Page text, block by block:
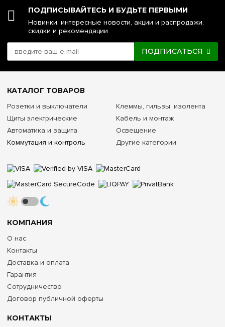
ПОДПИСЫВАЙТЕСЬ И БУДЬТЕ ПЕРВЫМИ
Новинки, интересные новости, акции и распродажи,
скидки и рекомендации
ПОДПИСАТЬСЯ
КОНТАКТЫ
КОМПАНИЯ
О нас
Контакты
Доставка и оплата
Гарантия
Сотрудничество
Договор публичной оферты
КАТАЛОГ ТОВАРОВ
Розетки и выключатели
Щиты электрические
Автоматика и защита
Коммутация и контроль
Клеммы, гильзы, изолента
Кабель и монтаж
Освещение
Другие категории